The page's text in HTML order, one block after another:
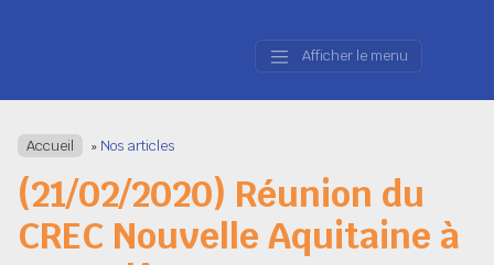
Afficher le menu
Accueil » Nos articles
(21/02/2020) Réunion du
CREC Nouvelle Aquitaine à